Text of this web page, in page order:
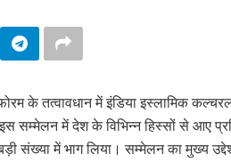
फोरम के तत्वावधान में इंडिया इस्लामिक
में देश के विभिन्न हिस्सों से आए
संख्या में भाग लिया। सम्मेलन का मुख्य